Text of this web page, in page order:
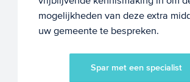
mogelijkheden van deze extra
uw gemeente te bespreken.
Spar met een specialist